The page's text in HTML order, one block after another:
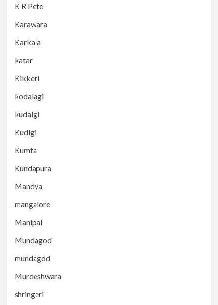
K R Pete
Karawara
Karkala
katar
Kikkeri
kodalagi
kudalgi
Kudlgi
Kumta
Kundapura
Mandya
mangalore
Manipal
Mundagod
mundagod
Murdeshwara
shringeri